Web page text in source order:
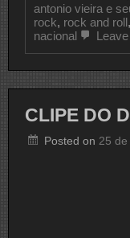
antonio vieira e
rock, rock and roll,
nacional
CLIPE DO
Posted on 25